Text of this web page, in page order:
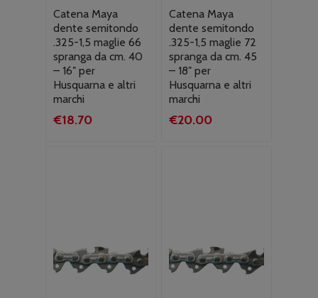
Catena Maya
dente semitondo
.325-1,5 maglie 66
spranga da cm. 40
– 16″ per
Husquarna e altri
marchi
€18.70
Catena Maya
dente semitondo
.325-1,5 maglie 72
spranga da cm. 45
– 18″ per
Husquarna e altri
marchi
€20.00